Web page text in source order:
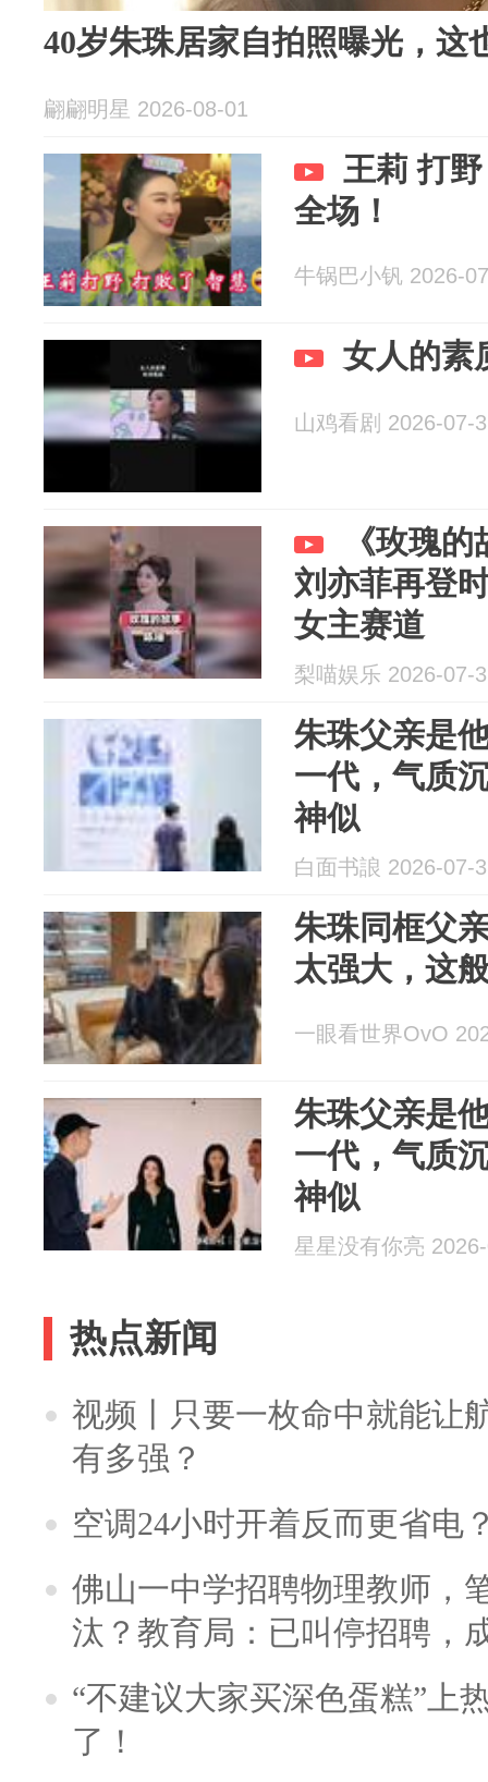
40岁朱珠居家自拍照曝光，这
翩翩明星 2026-08-01
王莉 打
全场！
牛锅巴小钒 2026-
女人的素
山鸡看剧 2026-07-
《玫瑰
刘亦菲再登
女主赛道
梨喵娱乐 2026-07-
朱珠父亲是
一代，气质
神似
白面书誏 2026-07-
朱珠同框父
太强大，这
一眼看世界OvO
朱珠父亲是
一代，气质
神似
星星没有你亮
热点新闻
视频丨只要一枚命中就能让
有多强？
空调24小时开着反而更省电
佛山一中学招聘物理教师，
汰？教育局：已叫停招聘，
“不建议大家买深色蛋糕”上
了！